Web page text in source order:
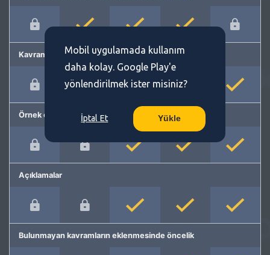
Kavram önerme
Örnek cümleler
Açıklamalar
Bulunmayan kavramların eklenmesinde öncelik
Mobil uygulamada kullanım
daha kolay. Google Play'e
yönlendirilmek ister misiniz?
İptal Et Yükle